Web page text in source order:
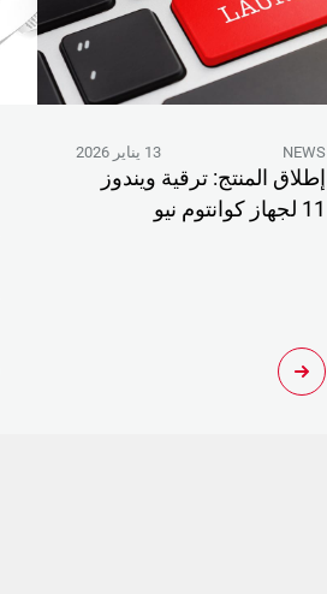
NEWS 13 يناير 2026
إطلاق المنتج: ترقية ويندوز
11 لجهاز كوانتوم نيو